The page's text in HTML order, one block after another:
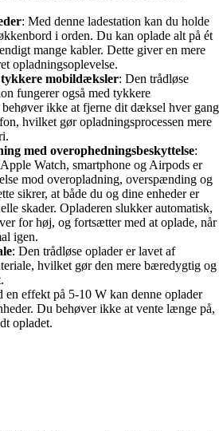
: Med denne ladestation kan du holde
i orden. Du kan oplade alt på ét
mange kabler. Dette giver en mere
opladningsoplevelse.
mobildæksler: Den trådløse
fungerer også med tykkere
ikke at fjerne dit dæksel hver gang
hvilket gør opladningsprocessen mere
med overophedningsbeskyttelse:
Watch, smartphone og Airpods er
mod overopladning, overspænding og
sikrer, at både du og dine enheder er
skader. Opladeren slukker automatisk,
for høj, og fortsætter med at oplade, når
igen.
: Den trådløse oplader er lavet af
hvilket gør den mere bæredygtig og
en effekt på 5-10 W kan denne oplader
Du behøver ikke at vente længe på,
opladet.